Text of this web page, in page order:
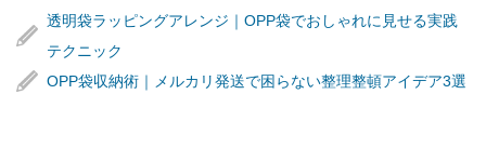
透明袋ラッピングアレンジ｜OPP袋でおしゃれに見せる実践
テクニック
OPP袋収納術｜メルカリ発送で困らない整理整頓アイデア3選